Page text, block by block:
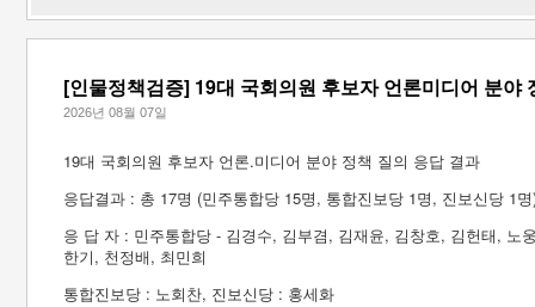
[인물정책검증] 19대 국회의원 후보자 언론미디어 분야
2026년 08월 07일
19대 국회의원 후보자 언론.미디어 분야 정책 질의 응답 결과
응답결과 : 총 17명 (민주통합당 15명, 통합진보당 1명, 진보신당 1
응 답 자 : 민주통합당 - 김경수, 김부겸, 김재윤, 김창호, 김헌태,
한기, 천정배, 최민희
통합진보당 : 노회찬, 진보신당 : 홍세화